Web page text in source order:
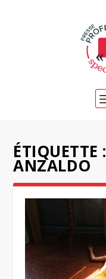
ÉTIQUETTE :
ANZALDO